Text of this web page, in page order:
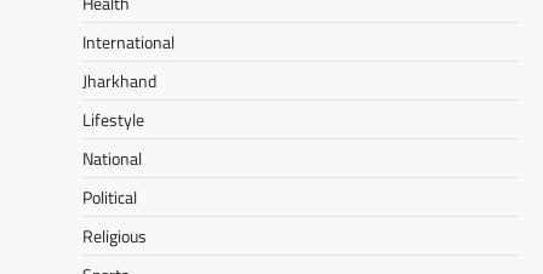
International
Jharkhand
Lifestyle
National
Political
Religious